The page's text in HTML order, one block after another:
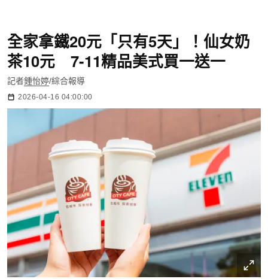
全家拿鐵20元「只有5天」！仙女奶
茶10元 7-11精品美式買一送一
記者鍾怡婷/綜合報導
2026-04-16 04:00:00